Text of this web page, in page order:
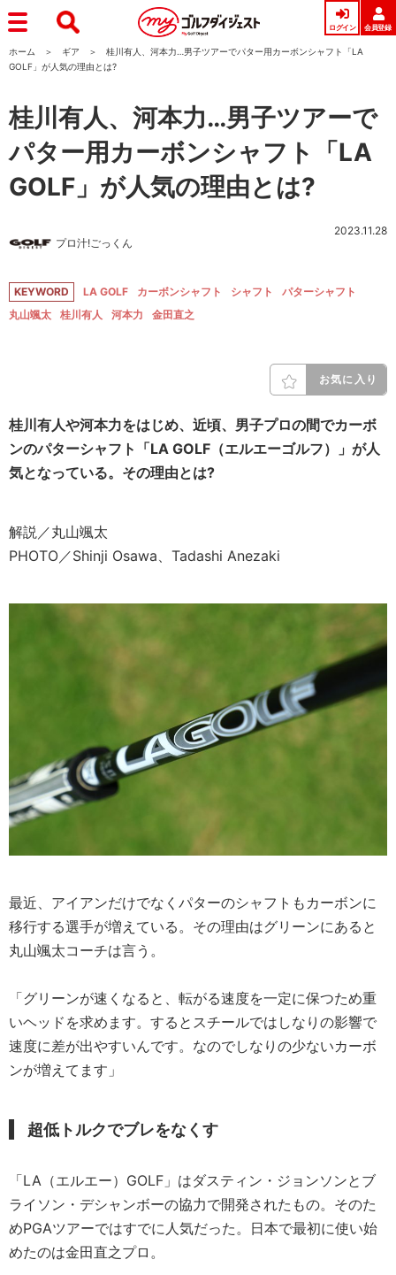
ログイン 会員登録
ホーム ギア
桂川有人、河本力…男子ツアーでパター用カーボンシャフト「LA
GOLF」が人気の理由とは?
桂川有人、河本力…男子ツアーで
パター用カーボンシャフト「LA
GOLF」が人気の理由とは?
プロ汁!ごっくん
2023.11.28
KEYWORD LA GOLF カーボンシャフト シャフト
パターシャフト
丸山颯太
桂川有人 河本力 金田直之
お気に入り
桂川有人や河本力をはじめ、近頃、男子プロの間でカーボ
ンのパターシャフト「LA GOLF（エルエーゴルフ）」が人
気となっている。 その理由とは?
解説／丸山颯太
PHOTO／Shinji Osawa、Tadashi Anezaki
最近、アイアンだけでなくパターのシャフトもカーボンに
移行する選手が増えている。その理由はグリーンにあると
丸山颯太コーチは言う。
「グリーンが速くなると、転がる速度を一定に保つため重
いヘッドを求めます。するとスチールではしなりの影響で
速度に差が出やすいんです。なのでしなりの少ないカーボ
ンが増えてます」
超低トルクでブレをなくす
「LA（エルエー）GOLF」はダスティン・ジョンソンとブ
ライソン・デシャンボーの協力で開発されたもの。そのた
めPGAツアーではすでに人気だった。日本で最初に使い始
めたのは金田直之プロ。